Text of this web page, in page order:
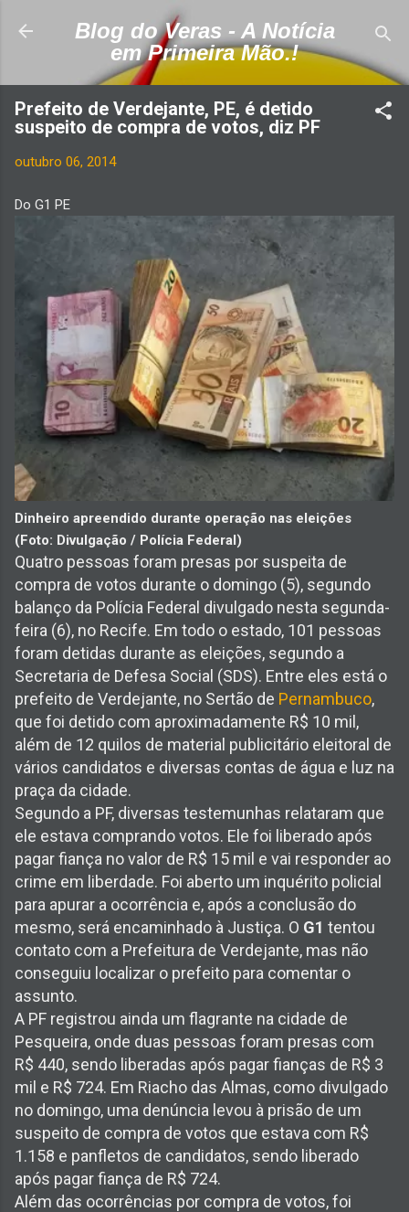
Pular para o conteúdo principal
Blog do Veras - A Notícia
em Primeira Mão.!
Prefeito de Verdejante, PE, é detido
suspeito de compra de votos, diz PF
outubro 06, 2014
Do G1 PE
Dinheiro apreendido durante operação nas eleições
(Foto: Divulgação / Polícia Federal)
Quatro pessoas foram presas por suspeita de
compra de votos durante o domingo (5), segundo
balanço da Polícia Federal divulgado nesta segunda-
feira (6), no Recife. Em todo o estado, 101 pessoas
foram detidas durante as eleições, segundo a
Secretaria de Defesa Social (SDS). Entre eles está o
prefeito de Verdejante, no Sertão de Pernambuco,
que foi detido com aproximadamente R$ 10 mil,
além de 12 quilos de material publicitário eleitoral de
vários candidatos e diversas contas de água e luz na
praça da cidade.
Segundo a PF, diversas testemunhas relataram que
ele estava comprando votos. Ele foi liberado após
pagar fiança no valor de R$ 15 mil e vai responder ao
crime em liberdade. Foi aberto um inquérito policial
para apurar a ocorrência e, após a conclusão do
mesmo, será encaminhado à Justiça. O G1 tentou
contato com a Prefeitura de Verdejante, mas não
conseguiu localizar o prefeito para comentar o
assunto.
A PF registrou ainda um flagrante na cidade de
Pesqueira, onde duas pessoas foram presas com
R$ 440, sendo liberadas após pagar fianças de R$ 3
mil e R$ 724. Em Riacho das Almas, como divulgado
no domingo, uma denúncia levou à prisão de um
suspeito de compra de votos que estava com R$
1.158 e panfletos de candidatos, sendo liberado
após pagar fiança de R$ 724.
Além das ocorrências por compra de votos, foi